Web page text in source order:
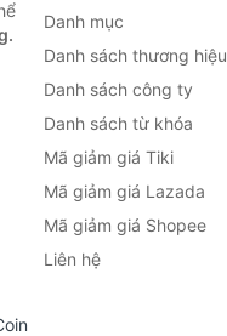
Danh mục
Danh sách thương hiệu
Danh sách công ty
Danh sách từ khóa
Mã giảm giá Tiki
Mã giảm giá Lazada
Mã giảm giá Shopee
Liên hệ